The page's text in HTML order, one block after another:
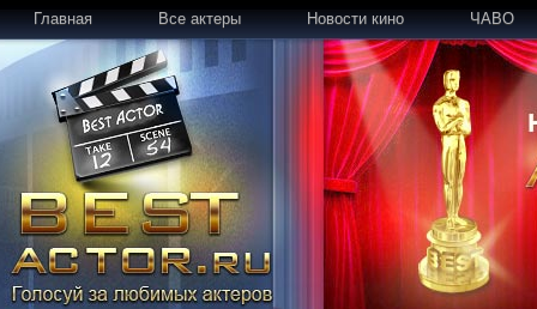
Главная Все актеры Новости кино ЧАВО